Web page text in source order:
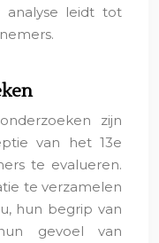
analyse leidt tot
zijn
van het 13e
te evalueren.
te verzamelen
hun begrip van
gevoel van